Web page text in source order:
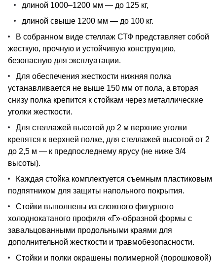
длиной 1000–1200 мм — до 125 кг,
длиной свыше 1200 мм — до 100 кг.
В собранном виде стеллаж СТФ представляет собой
жесткую, прочную и устойчивую конструкцию,
безопасную для эксплуатации.
Для обеспечения жесткости нижняя полка
устанавливается не выше 150 мм от пола, а вторая
снизу полка крепится к стойкам через металлические
уголки жесткости.
Для стеллажей высотой до 2 м верхние уголки
крепятся к верхней полке, для стеллажей высотой от 2
до 2,5 м — к предпоследнему ярусу (не ниже 3/4
высоты).
Каждая стойка комплектуется съемным пластиковым
подпятником для защиты напольного покрытия.
Стойки выполнены из сложного фигурного
холоднокатаного профиля «Г»-образной формы с
завальцованными продольными краями для
дополнительной жесткости и травмобезопасности.
Стойки и полки окрашены полимерной (порошковой)